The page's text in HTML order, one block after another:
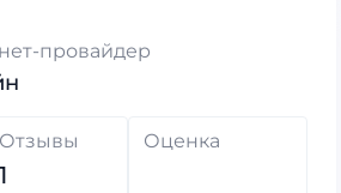
провайдер
Отзывы
1
Оценка